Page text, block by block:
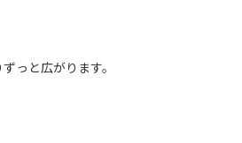
っと広がります。